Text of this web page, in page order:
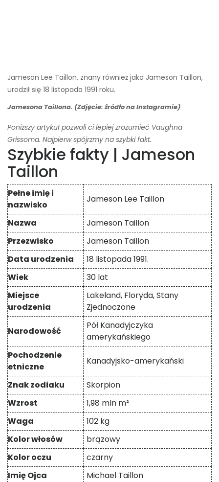
Jameson Lee Taillon, znany również jako Jameson Taillon,
urodził się 18 listopada 1991 roku.
Jamesona Taillona. (Zdjęcie: źródło na Instagramie)
Poniższy artykuł pozwoli ci lepiej zrozumieć Vaughna
Grissoma. Najpierw spójrzmy na szybki fakt.
Szybkie fakty | Jameson
Taillon
Pełne imię i
nazwisko
Jameson Lee Taillon
Nazwa
Jameson Taillon
Przezwisko
Jameson Taillon
Data urodzenia
18 listopada 1991.
Wiek
30 lat
Miejsce
urodzenia
Lakeland, Floryda, Stany
Zjednoczone
Narodowość
Pół Kanadyjczyka
amerykańskiego
Pochodzenie
etniczne
Kanadyjsko-amerykański
Znak zodiaku
Skorpion
Wzrost
1,98 mln m²
Waga
102 kg
Kolor włosów
brązowy
Kolor oczu
czarny
Imię Ojca
Michael Taillon